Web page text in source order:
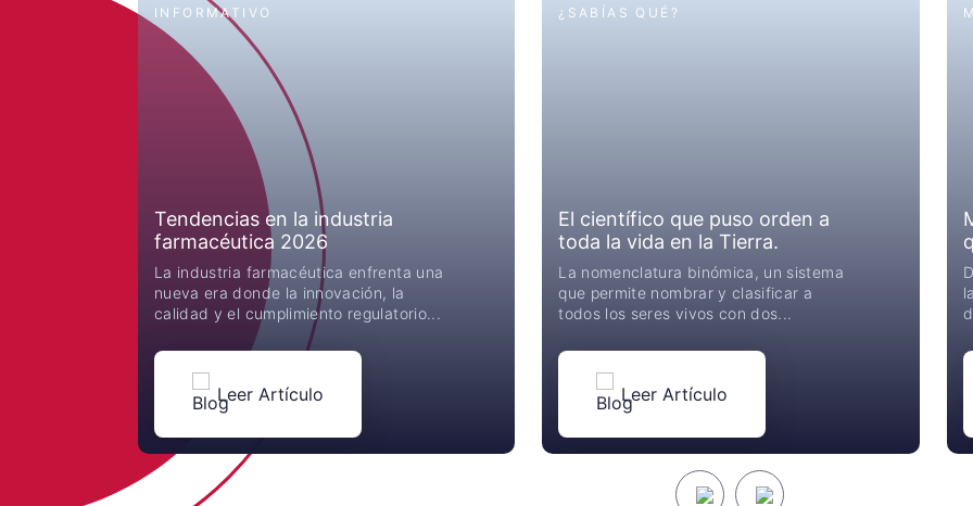
INFORMATIVO
Tendencias en la industria
farmacéutica 2026
La industria farmacéutica enfrenta una
nueva era donde la innovación, la
calidad y el cumplimiento regulatorio...
Leer Artículo
¿SABÍAS QUÉ?
El científico que puso orden a
toda la vida en la Tierra.
La nomenclatura binómica, un sistema
que permite nombrar y clasificar a
todos los seres vivos con dos...
Leer Artículo